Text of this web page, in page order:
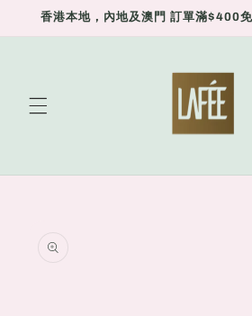
Skip to
香港本地，內地及澳門 訂單滿$400
information